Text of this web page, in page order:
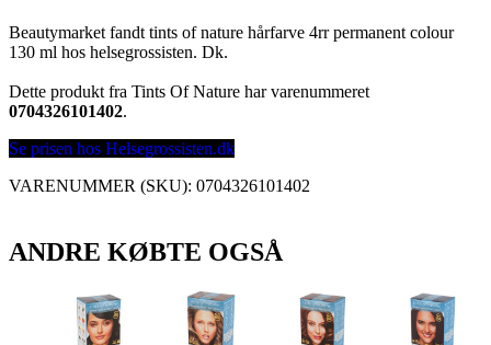
Beautymarket fandt tints of nature hårfarve 4rr permanent colour
130 ml hos helsegrossisten. Dk.
Dette produkt fra Tints Of Nature har varenummeret
0704326101402.
Se prisen hos Helsegrossisten.dk
VARENUMMER (SKU): 0704326101402
ANDRE KØBTE OGSÅ